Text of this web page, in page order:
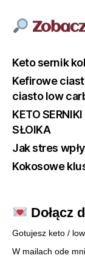
Keto sernik
Kefirowe
ciasto low
KETO
SŁOIKA
Jak stres
Kokosowe
Dołącz
Gotujesz keto /
W mailach ode